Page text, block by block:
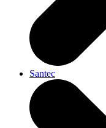
Santec